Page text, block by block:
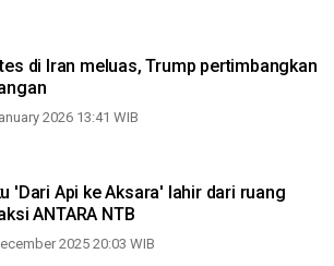
di Iran meluas, Trump pertimbangkan
2026 13:41 WIB
'Dari Api ke Aksara' lahir dari ruang
ANTARA NTB
2025 20:03 WIB